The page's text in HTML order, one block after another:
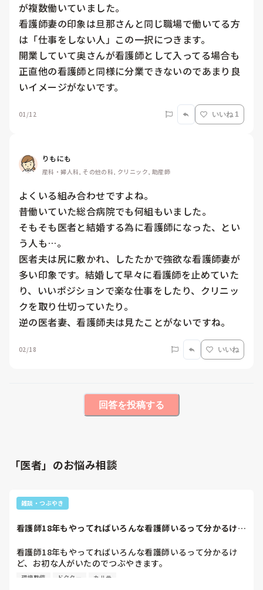
が複数働いていました。
看護師妻の印象は旦那さんと同じ職場で働いてる方
は「仕事をしない人」この一択につきます。
開業していて奥さんが看護師として入ってる場合も
正直他の看護師と同様に分業できないのであまり良
いイメージがないです。
01/12 いいね 1
りもにも
産科・婦人科, その他の科, クリニック, 助産師
よくいる組み合わせですよね。
昔働いていた総合病院でも何組もいました。
そもそも医者と結婚する為に看護師になった、とい
う人も…。
医者夫は尻に敷かれ、したたかで強欲な看護師妻が
多い印象です。結婚して早々に看護師を止めていた
り、いいポジションで楽な仕事をしたり、クリニッ
クを取り仕切っていたり。
逆の医者妻、看護師夫は見たことがないですね。
02/18 いいね
回答を投稿する
「医者」のお悩み相談
雑談・つぶやき
看護師18年もやってればいろんな看護師いるって分かるけ
看護師18年もやってればいろんな看護師いるって分かるけ
ど、お初な人がいたのでつぶやきます。
環境整備 ドクター カルテ